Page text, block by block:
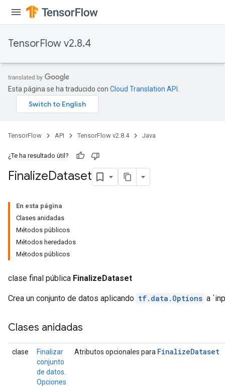
TensorFlow v2.8.4
Esta página se ha traducido con Cloud Translation API
TensorFlow API TensorFlow v2.8.4 Java
¿Te ha resultado útil?
FinalizeDataset
En esta página
Clases anidadas
Métodos públicos
Métodos heredados
Métodos públicos
clase final pública FinalizeDataset
Crea un conjunto de datos aplicando tf.data.Options a
Clases anidadas
clase
Finalizar
conjunto
de datos.
Opciones
Atributos opcionales para FinalizeDataset